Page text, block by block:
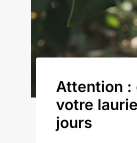
Attention :
votre
jours